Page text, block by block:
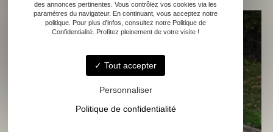
des annonces pertinentes. Vous contrôlez vos cookies via les
paramètres du navigateur. En continuant, vous acceptez notre
politique. Pour plus d'infos, consultez notre Politique de
Confidentialité. Profitez pleinement de votre visite !
Tout accepter
Personnaliser
Politique de confidentialité